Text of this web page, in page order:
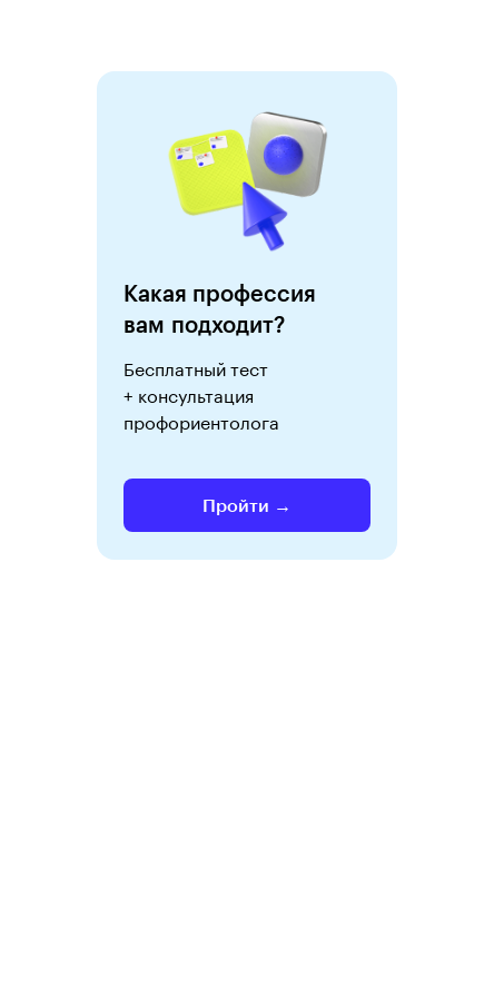
Какая профессия
вам подходит?
Бесплатный тест
+ консультация
профориентолога
Пройти →